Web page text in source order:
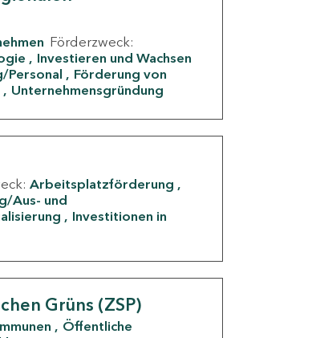
Förderzweck:
Investieren und Wachsen
Personal
Förderung von
Unternehmensgründung
Arbeitsplatzförderung
Aus- und
Investitionen in
Grüns (ZSP)
Öffentliche